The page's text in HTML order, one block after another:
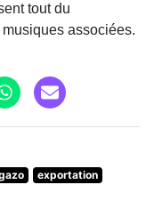
tout du
associées.
exportation